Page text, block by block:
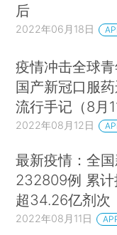
后
2022年06月18日
疫情冲击全球
国产新冠口服
流行手记（8月
2022年08月12日
最新疫情：全
232809例 累
超34.26亿剂次
2022年08月11日